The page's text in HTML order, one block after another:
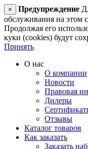
× Предупреждение
обслуживания на этом
Продолжая его
куки (cookies) будут
Принять
О нас
О компании
Новости
Правовая
Дилеры
Отзывы
Каталог товаров
Как заказать
Заказать